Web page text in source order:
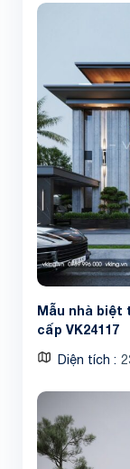
Mẫu nhà biệt
cấp VK24117
Diện tích